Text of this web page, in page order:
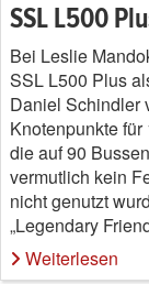
SSL L500
Bei Leslie
SSL L500 Plus
Daniel Schindler
Knotenpunkte
die auf 90
vermutlich kein
nicht genutzt
„Legendary
Weiterlesen